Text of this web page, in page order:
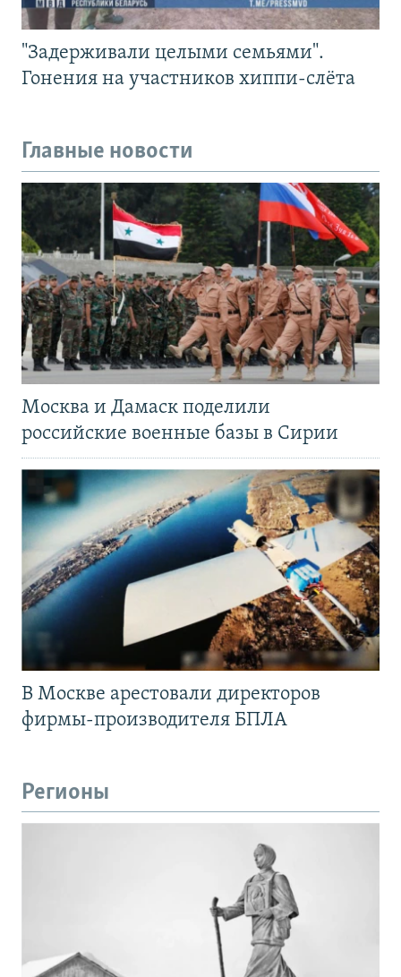
"Задерживали целыми семьями".
Гонения на участников хиппи-слёта
Главные новости
Москва и Дамаск поделили
российские военные базы в Сирии
В Москве арестовали директоров
фирмы-производителя БПЛА
Регионы